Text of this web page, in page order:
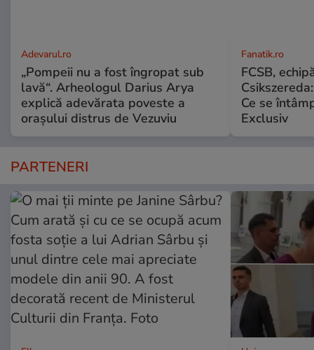
Adevarul.ro
„Pompeii nu a fost îngropat sub
lavă“. Arheologul Darius Arya
explică adevărata poveste a
orașului distrus de Vezuviu
Fanatik.ro
FCSB,
Ce se
Exclusiv
PARTENERI